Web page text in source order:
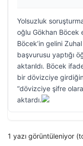
Yolsuzluk
oğlu Gökhan Böcek
Böcek’in gelini
başvurusu yaptığı
aktarıldı. Böcek
bir dövizciye
“dövizciye şifre
aktardı.
1 yazı görüntüleniyor